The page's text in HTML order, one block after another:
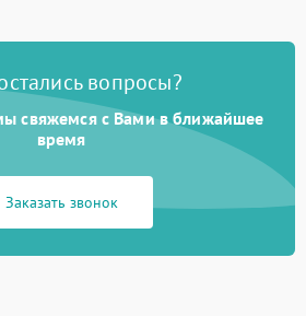
вопросы?
свяжемся с Вами в ближайшее
время
Заказать звонок